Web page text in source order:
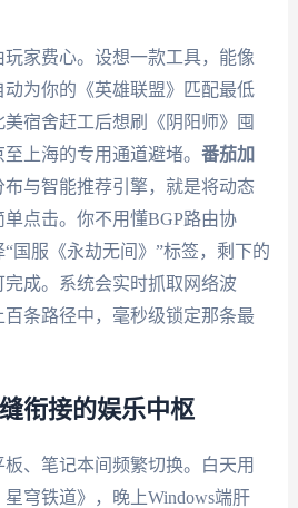
家费心。设想一款工具，能像
为你的《英雄联盟》匹配最低
宿舍赶工后想刷《阴阳师》囤
上海的专用通道避堵。 番茄加
与智能推荐引擎，就是将动态
点击。你不用懂BGP路由协
国服《永劫无间》”标签，剩下的
成。系统会实时抓取网络波
条路径中，毫秒级锁定那条最
衔接的娱乐中枢
、笔记本间频繁切换。白天用
穹铁道》，晚上Windows端肝